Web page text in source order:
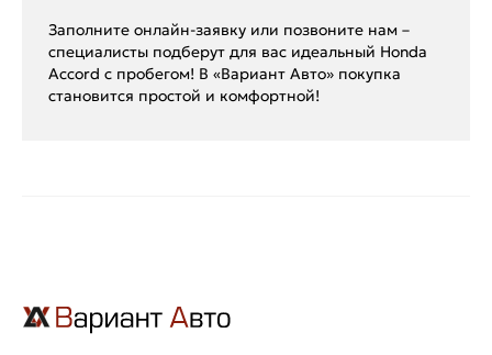
Заполните онлайн-заявку или позвоните нам –
специалисты подберут для вас идеальный Honda
Accord с пробегом! В «Вариант Авто» покупка
становится простой и комфортной!